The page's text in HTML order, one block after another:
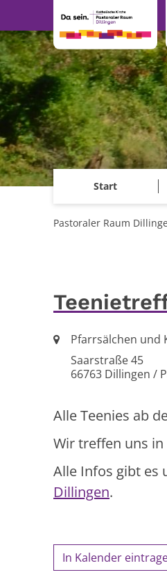
Zum Inhalt springen
Start
Pastoraler Raum
Ort:Pfarrsälchen und
Saarstraße 45
66763 Dillingen /
Alle Teenies ab
Wir treffen uns
Alle Infos gibt es
Dillingen.
In Kalender